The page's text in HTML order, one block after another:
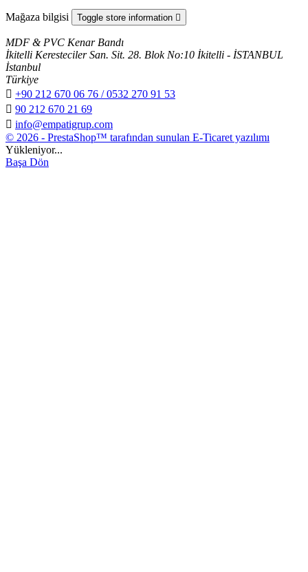
Mağaza bilgisi Toggle store information 
MDF & PVC Kenar Bandı
İkitelli Keresteciler San. Sit. 28. Blok No:10 İkitelli - İSTANBUL
İstanbul
Türkiye
 +90 212 670 06 76 / 0532 270 91 53
 90 212 670 21 69
 info@empatigrup.com
© 2026 - PrestaShop™ tarafından sunulan E-Ticaret yazılımı
Yükleniyor...
Başa Dön